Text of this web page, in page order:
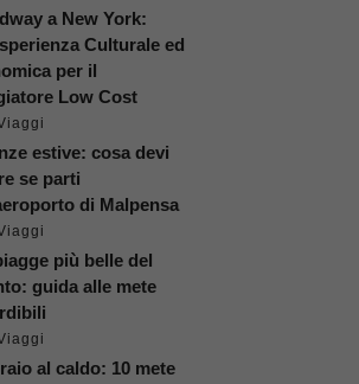
a New York:
Culturale ed
per il
Low Cost
estive: cosa devi
se parti
di Malpensa
più belle del
guida alle mete
al caldo: 10 mete